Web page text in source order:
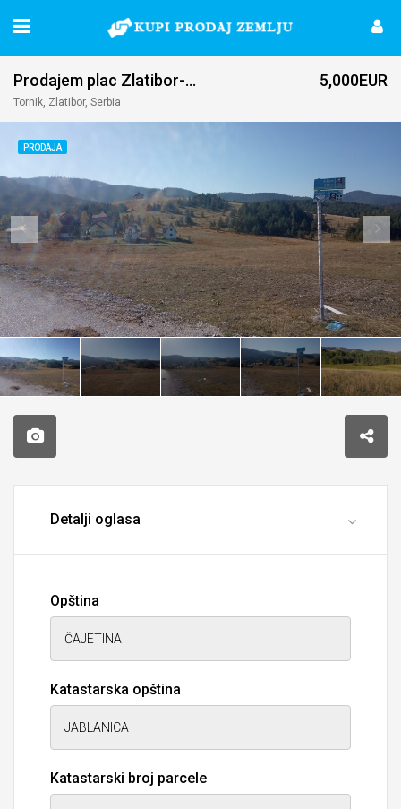
Prodajem plac Zlatibor-Tornik
Tornik, Zlatibor, Serbia
5,000EUR
PRODAJA
Detalji oglasa
Opština
Katastarska opština
Katastarski broj parcele